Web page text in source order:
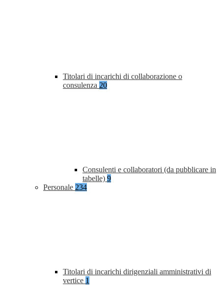
Titolari di incarichi di collaborazione o
consulenza 20
Consulenti e collaboratori (da pubblicare in
tabelle) 9
Personale 234
Titolari di incarichi dirigenziali amministrativi di
vertice 1